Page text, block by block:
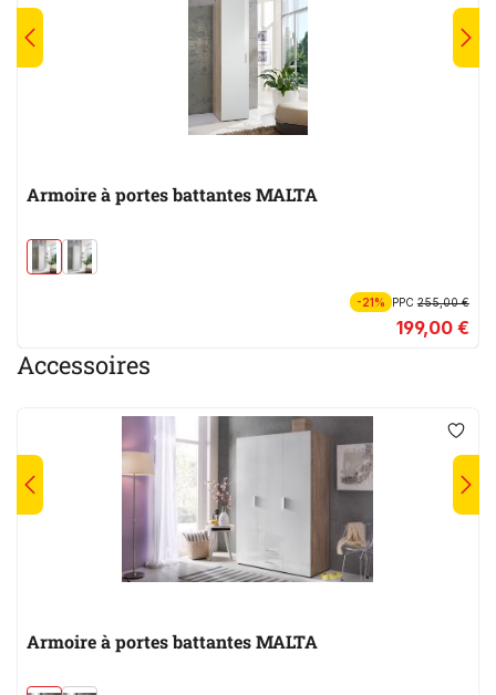
Armoire à portes battantes MALTA
-21% PPC255,00 €
199,00 €
Accessoires
Armoire à portes battantes MALTA